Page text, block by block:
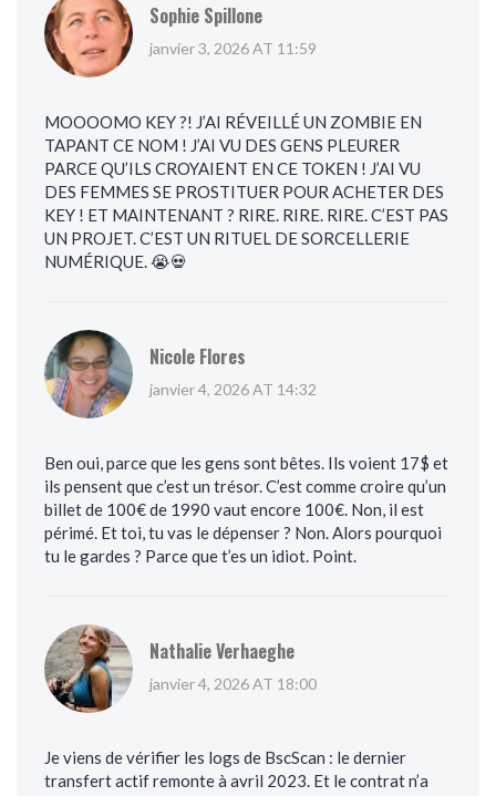
Sophie Spillone
janvier 3, 2026 AT 11:59
MOOOOMO KEY ?! J’AI RÉVEILLÉ UN ZOMBIE EN
TAPANT CE NOM ! J’AI VU DES GENS PLEURER
PARCE QU’ILS CROYAIENT EN CE TOKEN ! J’AI VU
DES FEMMES SE PROSTITUER POUR ACHETER DES
KEY ! ET MAINTENANT ? RIRE. RIRE. RIRE. C’EST PAS
UN PROJET. C’EST UN RITUEL DE SORCELLERIE
NUMÉRIQUE. 😭💀
Nicole Flores
janvier 4, 2026 AT 14:32
Ben oui, parce que les gens sont bêtes. Ils voient 17$ et
ils pensent que c’est un trésor. C’est comme croire qu’un
billet de 100€ de 1990 vaut encore 100€. Non, il est
périmé. Et toi, tu vas le dépenser ? Non. Alors pourquoi
tu le gardes ? Parce que t’es un idiot. Point.
Nathalie Verhaeghe
janvier 4, 2026 AT 18:00
Je viens de vérifier les logs de BscScan : le dernier
transfert actif remonte à avril 2023. Et le contrat n’a